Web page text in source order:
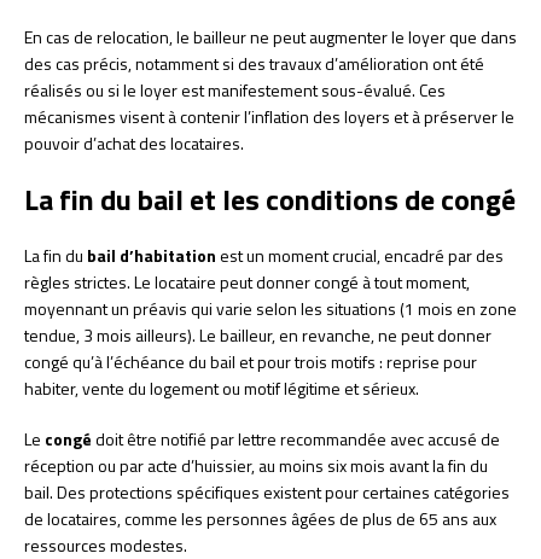
En cas de relocation, le bailleur ne peut augmenter le loyer que dans
des cas précis, notamment si des travaux d’amélioration ont été
réalisés ou si le loyer est manifestement sous-évalué. Ces
mécanismes visent à contenir l’inflation des loyers et à préserver le
pouvoir d’achat des locataires.
La fin du bail et les conditions de congé
La fin du bail d’habitationest un moment crucial, encadré par des
règles strictes. Le locataire peut donner congé à tout moment,
moyennant un préavis qui varie selon les situations (1 mois en zone
tendue, 3 mois ailleurs). Le bailleur, en revanche, ne peut donner
congé qu’à l’échéance du bail et pour trois motifs : reprise pour
habiter, vente du logement ou motif légitime et sérieux.
Le congédoit être notifié par lettre recommandée avec accusé de
réception ou par acte d’huissier, au moins six mois avant la fin du
bail. Des protections spécifiques existent pour certaines catégories
de locataires, comme les personnes âgées de plus de 65 ans aux
ressources modestes.